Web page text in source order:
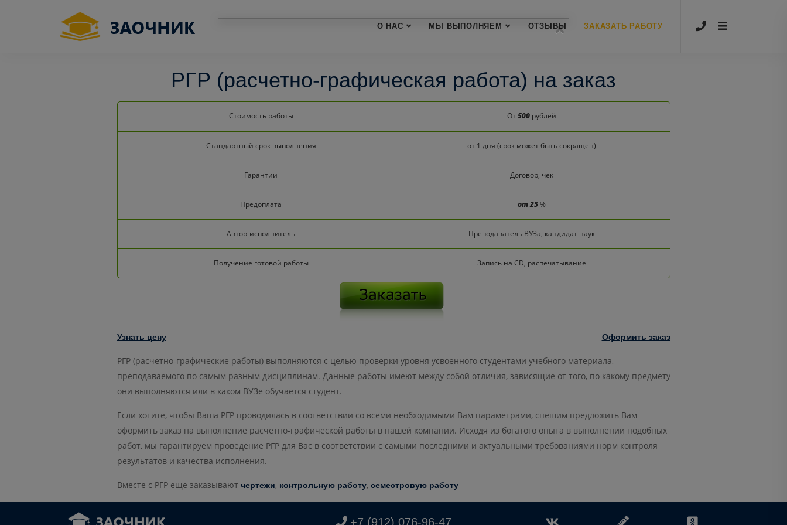
О НАС МЫ ВЫПОЛНЯЕМ ОТЗЫВЫ ЗАКАЗАТЬ РАБОТУ
РГР (расчетно-графическая работа) на заказ
Стоимость работы От500рублей
Стандартный срок выполнения от 1 дня (срок может быть сокращен)
Гарантии Договор, чек
Предоплата от 25%
Автор-исполнитель Преподаватель ВУЗа, кандидат наук
Получение готовой работы Запись на CD, распечатывание
Узнать цену Оформить заказ
РГР (расчетно-графические работы) выполняются с целью проверки уровня усвоенного студентами учебного материала,
преподаваемого по самым разным дисциплинам. Данные работы имеют между собой отличия, зависящие от того, по какому предмету
они выполняются или в каком ВУЗе обучается студент.
Если хотите, чтобы Ваша РГР проводилась в соответствии со всеми необходимыми Вам параметрами, спешим предложить Вам
оформить заказ на выполнение расчетно-графической работы в нашей компании. Исходя из богатого опыта в выполнении подобных
работ, мы гарантируем проведение РГР для Вас в соответствии с самыми последними и актуальными требованиями норм контроля
результатов и качества исполнения.
Вместе с РГР еще заказывают чертежи, контрольную работу, семестровую работу
+7 (912) 076-96-47
×